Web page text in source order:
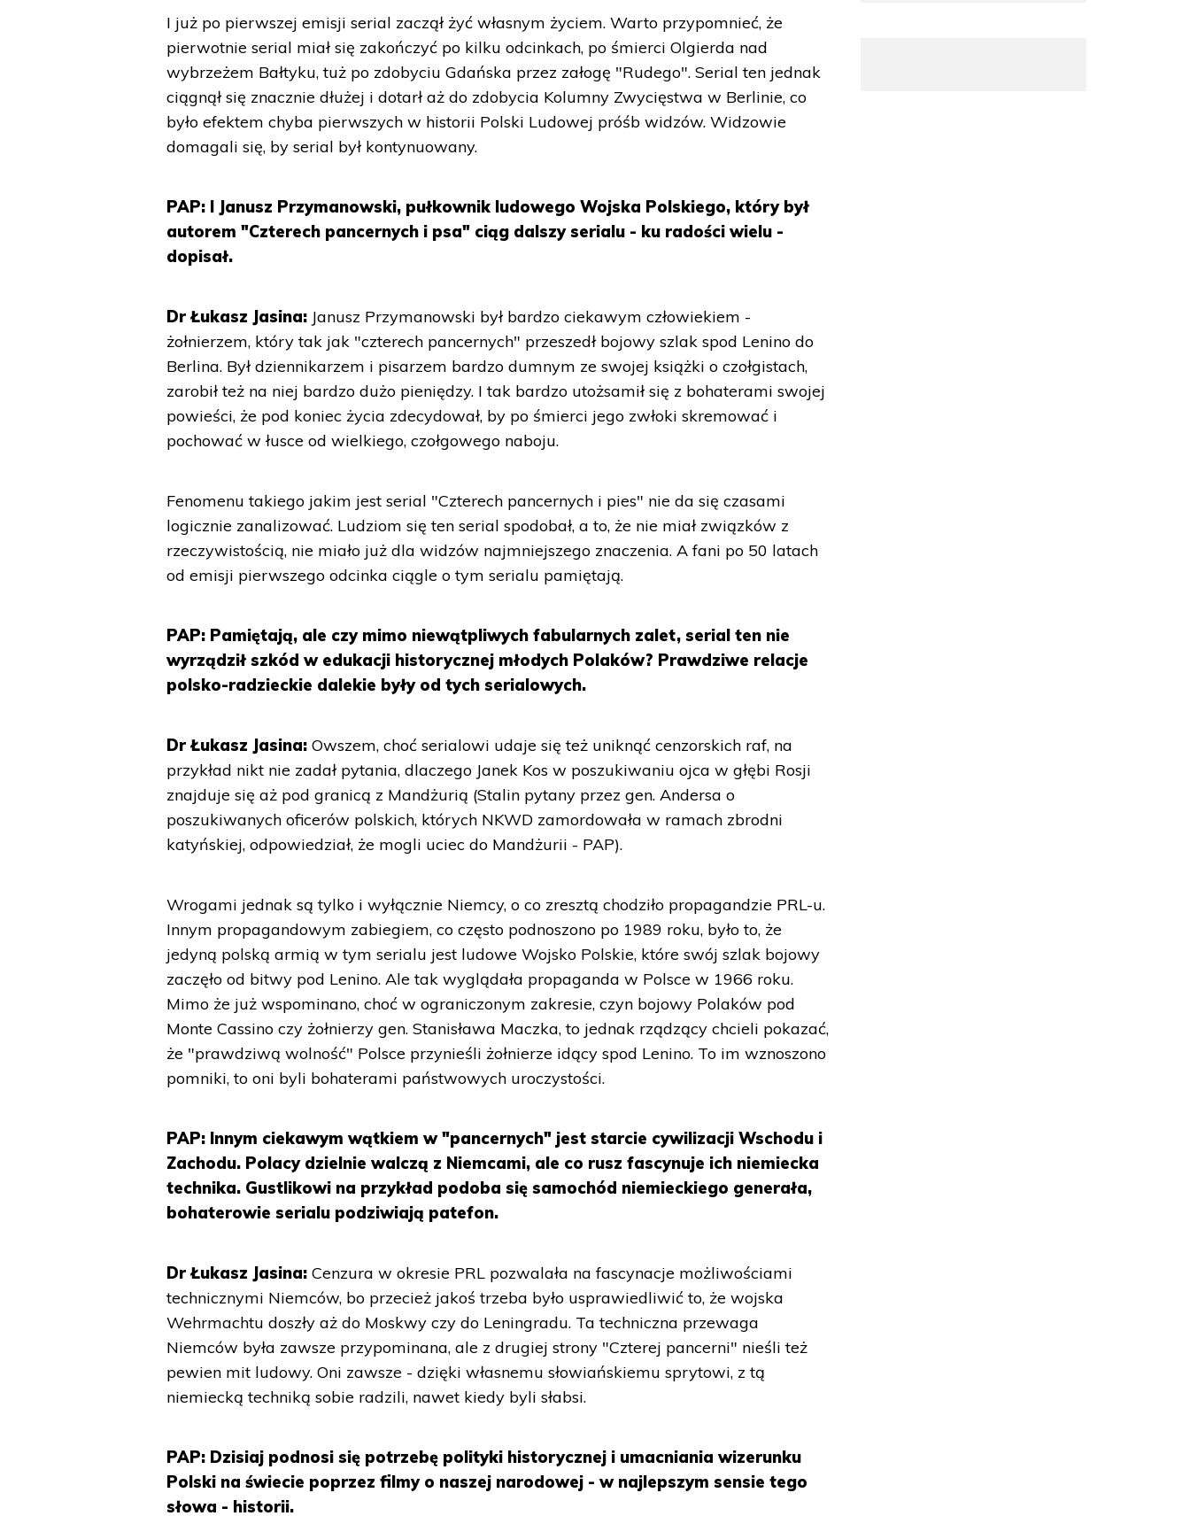
I już po pierwszej emisji serial zaczął żyć własnym życiem. Warto przypomnieć, że
pierwotnie serial miał się zakończyć po kilku odcinkach, po śmierci Olgierda nad
wybrzeżem Bałtyku, tuż po zdobyciu Gdańska przez załogę "Rudego". Serial ten jednak
ciągnął się znacznie dłużej i dotarł aż do zdobycia Kolumny Zwycięstwa w Berlinie, co
było efektem chyba pierwszych w historii Polski Ludowej próśb widzów. Widzowie
domagali się, by serial był kontynuowany.
PAP: I Janusz Przymanowski, pułkownik ludowego Wojska Polskiego, który był
autorem "Czterech pancernych i psa" ciąg dalszy serialu - ku radości wielu -
dopisał.
Dr Łukasz Jasina: Janusz Przymanowski był bardzo ciekawym człowiekiem -
żołnierzem, który tak jak "czterech pancernych" przeszedł bojowy szlak spod Lenino do
Berlina. Był dziennikarzem i pisarzem bardzo dumnym ze swojej książki o czołgistach,
zarobił też na niej bardzo dużo pieniędzy. I tak bardzo utożsamił się z bohaterami swojej
powieści, że pod koniec życia zdecydował, by po śmierci jego zwłoki skremować i
pochować w łusce od wielkiego, czołgowego naboju.
Fenomenu takiego jakim jest serial "Czterech pancernych i pies" nie da się czasami
logicznie zanalizować. Ludziom się ten serial spodobał, a to, że nie miał związków z
rzeczywistością, nie miało już dla widzów najmniejszego znaczenia. A fani po 50 latach
od emisji pierwszego odcinka ciągle o tym serialu pamiętają.
PAP: Pamiętają, ale czy mimo niewątpliwych fabularnych zalet, serial ten nie
wyrządził szkód w edukacji historycznej młodych Polaków? Prawdziwe relacje
polsko-radzieckie dalekie były od tych serialowych.
Dr Łukasz Jasina: Owszem, choć serialowi udaje się też uniknąć cenzorskich raf, na
przykład nikt nie zadał pytania, dlaczego Janek Kos w poszukiwaniu ojca w głębi Rosji
znajduje się aż pod granicą z Mandżurią (Stalin pytany przez gen. Andersa o
poszukiwanych oficerów polskich, których NKWD zamordowała w ramach zbrodni
katyńskiej, odpowiedział, że mogli uciec do Mandżurii - PAP).
Wrogami jednak są tylko i wyłącznie Niemcy, o co zresztą chodziło propagandzie PRL-u.
Innym propagandowym zabiegiem, co często podnoszono po 1989 roku, było to, że
jedyną polską armią w tym serialu jest ludowe Wojsko Polskie, które swój szlak bojowy
zaczęło od bitwy pod Lenino. Ale tak wyglądała propaganda w Polsce w 1966 roku.
Mimo że już wspominano, choć w ograniczonym zakresie, czyn bojowy Polaków pod
Monte Cassino czy żołnierzy gen. Stanisława Maczka, to jednak rządzący chcieli pokazać,
że "prawdziwą wolność" Polsce przynieśli żołnierze idący spod Lenino. To im wznoszono
pomniki, to oni byli bohaterami państwowych uroczystości.
PAP: Innym ciekawym wątkiem w "pancernych" jest starcie cywilizacji Wschodu i
Zachodu. Polacy dzielnie walczą z Niemcami, ale co rusz fascynuje ich niemiecka
technika. Gustlikowi na przykład podoba się samochód niemieckiego generała,
bohaterowie serialu podziwiają patefon.
Dr Łukasz Jasina: Cenzura w okresie PRL pozwalała na fascynacje możliwościami
technicznymi Niemców, bo przecież jakoś trzeba było usprawiedliwić to, że wojska
Wehrmachtu doszły aż do Moskwy czy do Leningradu. Ta techniczna przewaga
Niemców była zawsze przypominana, ale z drugiej strony "Czterej pancerni" nieśli też
pewien mit ludowy. Oni zawsze - dzięki własnemu słowiańskiemu sprytowi, z tą
niemiecką techniką sobie radzili, nawet kiedy byli słabsi.
PAP: Dzisiaj podnosi się potrzebę polityki historycznej i umacniania wizerunku
Polski na świecie poprzez filmy o naszej narodowej - w najlepszym sensie tego
słowa - historii.